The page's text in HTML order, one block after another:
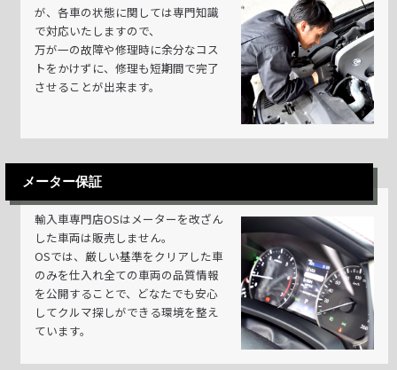
が、各車の状態に関しては専門知識
で対応いたしますので、
万が一の故障や修理時に余分なコス
トをかけずに、修理も短期間で完了
させることが出来ます。
メーター保証
輸入車専門店OSはメーターを改ざん
した車両は販売しません。
OSでは、厳しい基準をクリアした車
のみを仕入れ全ての車両の品質情報
を公開することで、どなたでも安心
してクルマ探しができる環境を整え
ています。